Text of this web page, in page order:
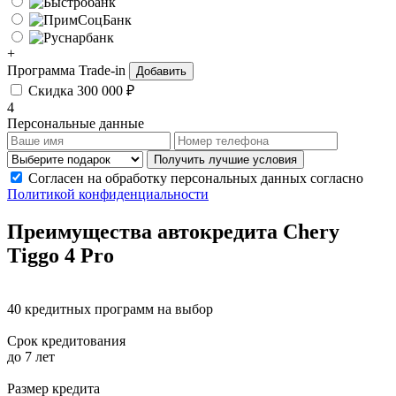
+
Программа Trade-in
Добавить
Скидка 300 000 ₽
4
Персональные данные
Получить лучшие условия
Согласен на обработку персональных данных согласно
Политикой конфиденциальности
Преимущества автокредита Chery
Tiggo 4 Pro
40 кредитных программ на выбор
Срок кредитования
до 7 лет
Размер кредита